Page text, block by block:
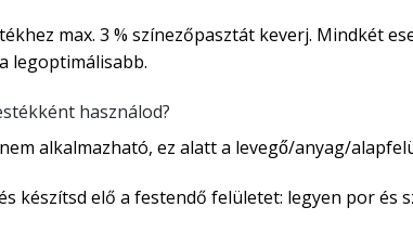
max. 3 % színezőpasztát keverj. Mindkét
legoptimálisabb.
használod?
alkalmazható, ez alatt a levegő/anyag/
készítsd elő a festendő felületet: legyen por és